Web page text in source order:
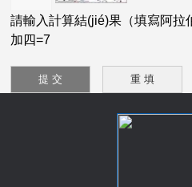
請輸入計算結(jié)果（填寫阿拉
加四=7